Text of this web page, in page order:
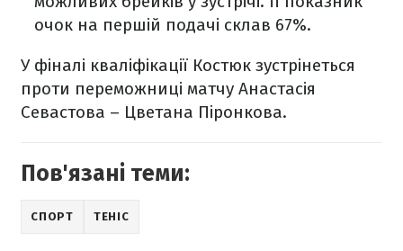
очок на першій подачі склав 67%.
У фіналі кваліфікації Костюк зустрінеться
проти переможниці матчу Анастасія
Севастова – Цветана Піронкова.
Пов'язані теми:
СПОРТ ТЕНІС